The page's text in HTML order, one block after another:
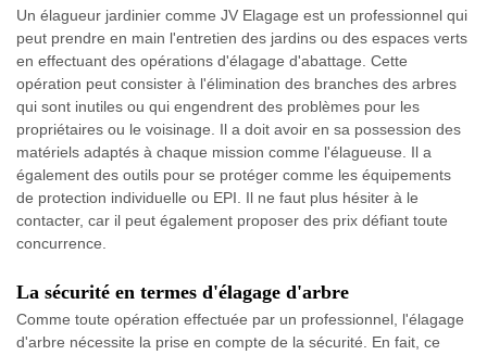
Un élagueur jardinier comme JV Elagage est un professionnel qui
peut prendre en main l'entretien des jardins ou des espaces verts
en effectuant des opérations d'élagage d'abattage. Cette
opération peut consister à l'élimination des branches des arbres
qui sont inutiles ou qui engendrent des problèmes pour les
propriétaires ou le voisinage. Il a doit avoir en sa possession des
matériels adaptés à chaque mission comme l'élagueuse. Il a
également des outils pour se protéger comme les équipements
de protection individuelle ou EPI. Il ne faut plus hésiter à le
contacter, car il peut également proposer des prix défiant toute
concurrence.
La sécurité en termes d'élagage d'arbre
Comme toute opération effectuée par un professionnel, l'élagage
d'arbre nécessite la prise en compte de la sécurité. En fait, ce